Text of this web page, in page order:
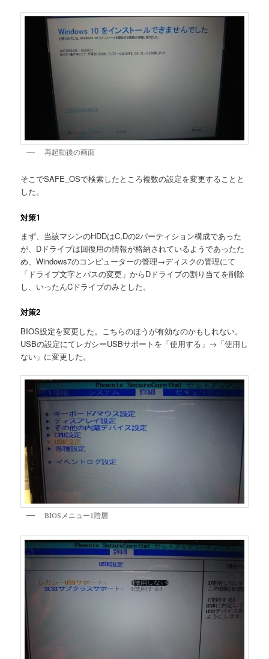
再起動後の画面
そこでSAFE_OSで検索したところ複数の設定を変更することと
した。
対策1
まず、当該マシンのHDDはC,Dの2パーティション構成であった
が、Dドライブは回復用の情報が格納されているようであったた
め、Windows7のコンピューターの管理→ディスクの管理にて
「ドライブ文字とパスの変更」からDドライブの割り当てを削除
し、いったんCドライブのみとした。
対策2
BIOS設定を変更した。こちらのほうが有効なのかもしれない。
USBの設定にてレガシーUSBサポートを「使用する」→「使用し
ない」に変更した。
BIOSメニュー1階層